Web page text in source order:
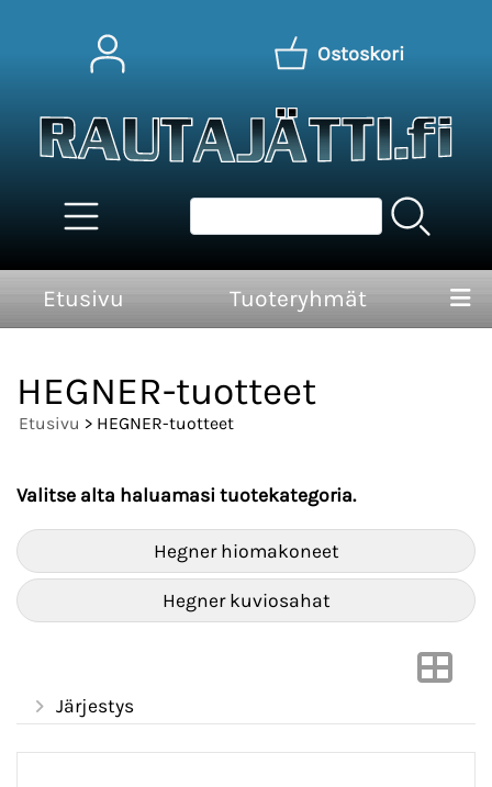
Ostoskori
Etusivu Tuoteryhmät
HEGNER-tuotteet
Etusivu > HEGNER-tuotteet
Valitse alta haluamasi tuotekategoria.
Hegner hiomakoneet
Hegner kuviosahat
Järjestys